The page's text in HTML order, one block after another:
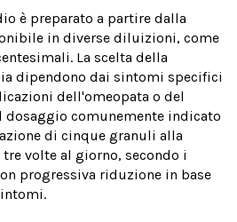
è preparato a partire dalla
in diverse diluizioni, come
La scelta della
dipendono dai sintomi specifici
dell'omeopata o del
comunemente indicato
di cinque granuli alla
volte al giorno, secondo i
progressiva riduzione in base